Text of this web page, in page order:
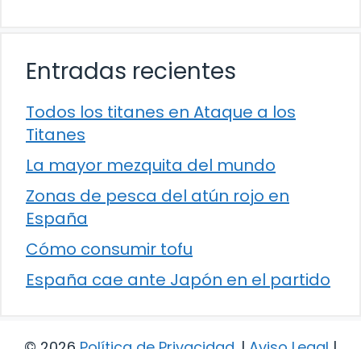
Entradas recientes
Todos los titanes en Ataque a los
Titanes
La mayor mezquita del mundo
Zonas de pesca del atún rojo en
España
Cómo consumir tofu
España cae ante Japón en el partido